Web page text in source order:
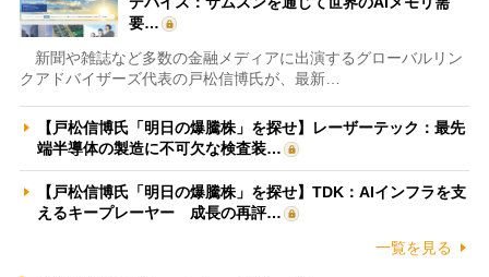
要…
新聞や雑誌など多数の金融メディアに出演するグローバルリン
クアドバイザーズ代表の戸松信博氏が、最新…
【戸松信博氏「明日の爆騰株」を探せ】レーザーテック：最先
端半導体の製造に不可欠な検査装…
【戸松信博氏「明日の爆騰株」を探せ】TDK：AIインフラを支
えるキープレーヤー 成長の再評…
一覧を見る